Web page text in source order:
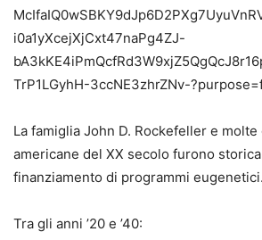
La famiglia John D. Rockefeller e
americane del XX secolo furono
finanziamento di programmi eugenetici.
Tra gli anni ’20 e ’40: